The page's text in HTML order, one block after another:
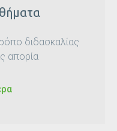
διδασκαλίας
απορία